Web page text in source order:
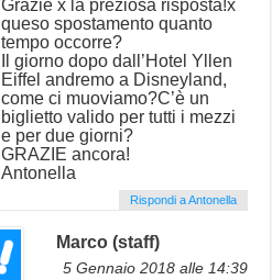
Grazie x la preziosa risposta!x
queso spostamento quanto
tempo occorre?
Il giorno dopo dall’Hotel Yllen
Eiffel andremo a Disneyland,
come ci muoviamo?C’è un
biglietto valido per tutti i mezzi
e per due giorni?
GRAZIE ancora!
Antonella
Rispondi a Antonella
Marco (staff)
5 Gennaio 2018 alle 14:39